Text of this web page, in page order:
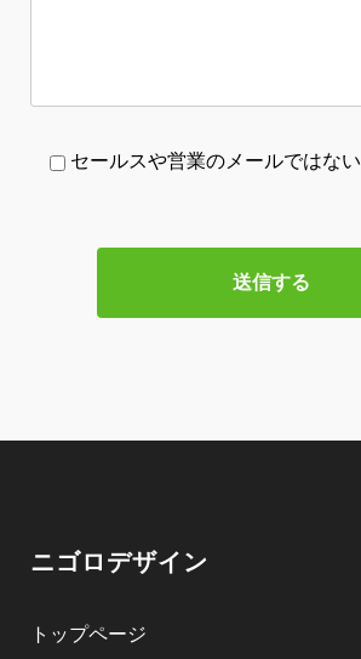
セールスや営業のメールではない
ニゴロデザイン
トップページ